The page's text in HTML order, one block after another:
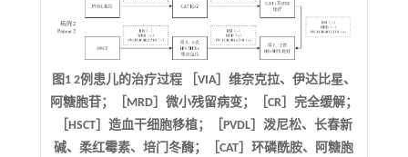
图1 2例患儿的治疗过程 ［VIA］维奈克拉、伊达比星、
阿糖胞苷；［MRD］微小残留病变；［CR］完全缓解；
［HSCT］造血干细胞移植；［PVDL］泼尼松、长春新
碱、柔红霉素、培门冬酶；［CAT］环磷酰胺、阿糖胞